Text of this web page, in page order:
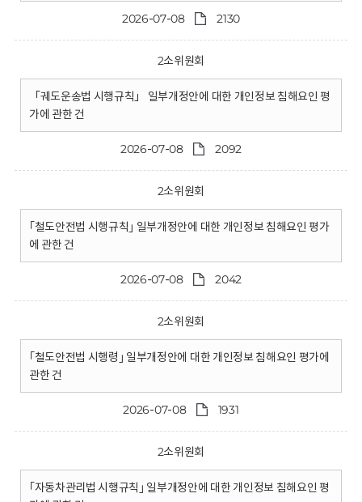
2026-07-08 2130
2소위원회
「궤도운송법 시행규칙」 일부개정안에 대한 개인정보 침해요인 평
가에 관한 건
2026-07-08 2092
2소위원회
｢철도안전법 시행규칙｣ 일부개정안에 대한 개인정보 침해요인 평가
에 관한 건
2026-07-08 2042
2소위원회
｢철도안전법 시행령｣ 일부개정안에 대한 개인정보 침해요인 평가에
관한 건
2026-07-08 1931
2소위원회
｢자동차관리법 시행규칙｣ 일부개정안에 대한 개인정보 침해요인 평